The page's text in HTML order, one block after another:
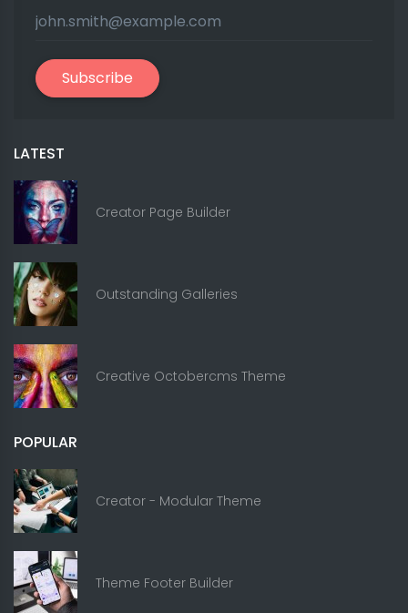
Subscribe
LATEST
Creator Page Builder
Outstanding Galleries
Creative Octobercms Theme
POPULAR
Creator - Modular Theme
Theme Footer Builder